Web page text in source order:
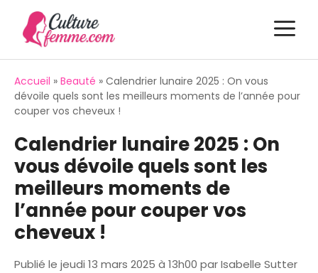
contenu
Accueil » Beauté » Calendrier lunaire 2025 : On vous
dévoile quels sont les meilleurs moments de l’année pour
couper vos cheveux !
Calendrier lunaire 2025 : On
vous dévoile quels sont les
meilleurs moments de
l’année pour couper vos
cheveux !
Publié le jeudi 13 mars 2025 à 13h00 parIsabelle Sutter